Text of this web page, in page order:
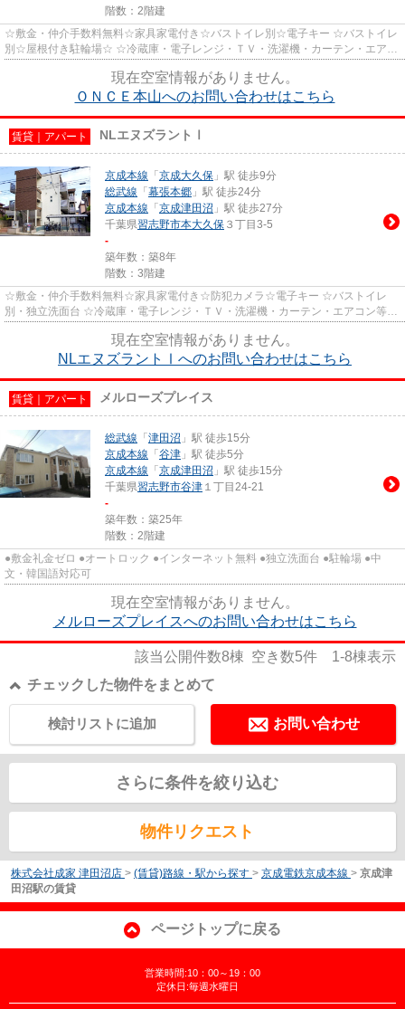
階数：2階建
☆敷金・仲介手数料無料☆家具家電付き☆バストイレ別☆電子キー ☆バストイレ
別☆屋根付き駐輪場☆ ☆冷蔵庫・電子レンジ・ＴＶ・洗濯機・カーテン・エアコ
現在空室情報がありません。
ＯＮＣＥ本山へのお問い合わせはこちら
賃貸｜アパート NLエヌズラントⅠ
京成本線 「 京成大久保 」駅 徒歩9分
総武線 「 幕張本郷 」駅 徒歩24分
京成本線 「 京成津田沼 」駅 徒歩27分
千葉県習志野市本大久保 ３丁目3-5
-
築年数：築8年
階数：3階建
☆敷金・仲介手数料無料☆家具家電付き☆防犯カメラ☆電子キー ☆バストイレ
別・独立洗面台 ☆冷蔵庫・電子レンジ・ＴＶ・洗濯機・カーテン・エアコン等が
現在空室情報がありません。
NLエヌズラントⅠへのお問い合わせはこちら
賃貸｜アパート メルローズプレイス
総武線 「 津田沼 」駅 徒歩15分
京成本線 「 谷津 」駅 徒歩5分
京成本線 「 京成津田沼 」駅 徒歩15分
千葉県習志野市谷津 １丁目24-21
-
築年数：築25年
階数：2階建
●敷金礼金ゼロ ●オートロック ●インターネット無料 ●独立洗面台 ●駐輪場 ●中
文・韓国語対応可
現在空室情報がありません。
メルローズプレイスへのお問い合わせはこちら
該当公開件数8棟 空き数5件 1-8棟表示
チェックした物件をまとめて
お問い合わせ
検討リストに追加
さらに条件を絞り込む
物件リクエスト
株式会社成家 津田沼店 > (賃貸)路線・駅から探す > 京成電鉄京成本線 > 京成津
田沼駅の賃貸
ページトップに戻る
営業時間:10：00～19：00
定休日:毎週水曜日